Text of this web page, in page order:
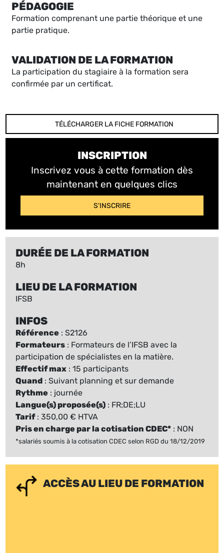
PÉDAGOGIE
Formation comprenant une partie théorique et une
partie pratique.
VALIDATION DE LA FORMATION
La participation du stagiaire à la formation sera
confirmée par un certificat.
TÉLÉCHARGER LA FICHE FORMATION
INSCRIPTION
Inscrivez vous à cette formation dès
maintenant en quelques clics
S'INSCRIRE
DURÉE DE LA FORMATION
8h
LIEU DE LA FORMATION
IFSB
INFOS
Référence : S2126
Formateurs : Formateurs de l’IFSB avec la
participation de spécialistes en la matière.
Effectif max : 15 participants
Quand : Suivant planning et sur demande
Rythme : journée
Langue(s) proposée(s) : FR;DE;LU
Tarif: 350,00 € HTVA
Pris en charge par la cotisation CDEC* : NON
*salariés soumis à la cotisation CDEC selon RGD du 18/12/2019
ACCÈS AU LIEU DE FORMATION